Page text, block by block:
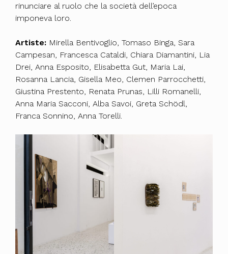
rinunciare al ruolo che la società dell’epoca
imponeva loro.
Artiste: Mirella Bentivoglio, Tomaso Binga, Sara
Campesan, Francesca Cataldi, Chiara Diamantini, Lia
Drei, Anna Esposito, Elisabetta Gut, Maria Lai,
Rosanna Lancia, Gisella Meo, Clemen Parrocchetti,
Giustina Prestento, Renata Prunas, Lilli Romanelli,
Anna Maria Sacconi, Alba Savoi, Greta Schödl,
Franca Sonnino, Anna Torelli.